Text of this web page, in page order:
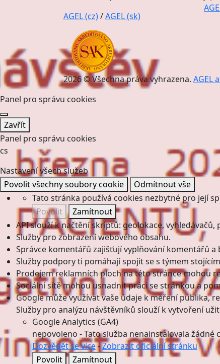
AGEL (cz)/AGEL (sk)
2026 © Všechna práva vyhrazena. AGEL
Panel pro správu cookies
Zavřít
Panel pro správu cookies
cs
Nastavení všech služeb
Povolit všechny soubory cookie
Odmítnout vše
Tato stránka používá cookies nezbytné pro její
Povolit
Zamítnout
API slouží k načtění skriptů: geolokace, vyhledávačů,
Služby pro zobrazení webového obsahu.
Správce komentářů zajišťují vyplňování komentářů
Služby podpory ti pomáhají spojit se s týmem
Prodejem reklamních ploch na této stránce mohou
Sociální sítě mohou usnadnit práci se stránkou a
Google může využívat vaše údaje k měření publika,
Služby pro analýzu návštěvníků slouží k vytvoření
Google Analytics (GA4)
nepovoleno -Tato služba nenainstalovala žádné
Dozvědět se více-Zobrazit oficiální stránku
Povolit
Zamítnout